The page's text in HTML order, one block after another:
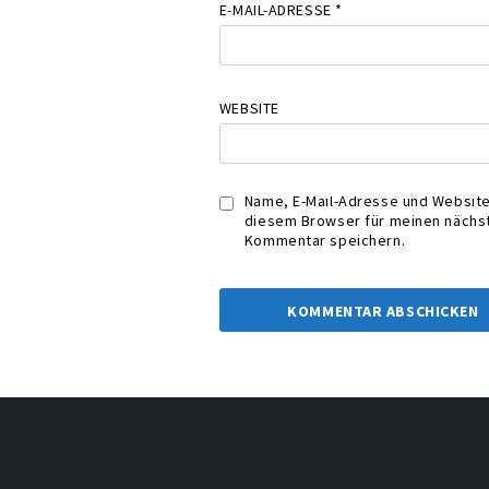
E-MAIL-ADRESSE *
WEBSITE
Name, E-Mail-Adresse und
diesem Browser für meinen
Kommentar speichern.